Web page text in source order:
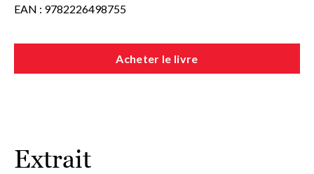
EAN : 9782226498755
Acheter le livre
Extrait